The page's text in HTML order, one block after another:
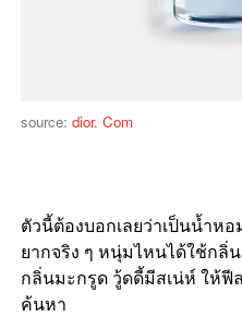
source: dior. Com
ตัวนี้ต้องบอกเลยว่าเป็นน้ำห
ยากจริง ๆ หนุ่มไหนได้ใช้ก
กลิ่นมะกรูด วู้ดดี้มีสเน่ห์ ให้ฟี
ค้นหา